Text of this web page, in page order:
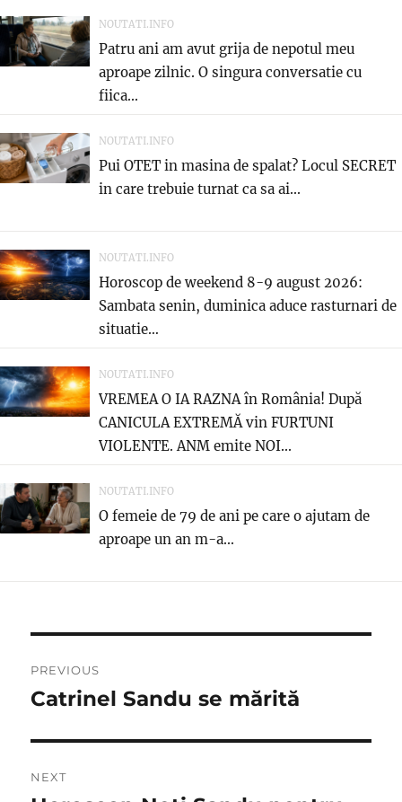
NOUTATI.INFO
Patru ani am avut grija de nepotul meu
aproape zilnic. O singura conversatie cu
fiica...
NOUTATI.INFO
Pui OTET in masina de spalat? Locul SECRET
in care trebuie turnat ca sa ai...
NOUTATI.INFO
Horoscop de weekend 8-9 august 2026:
Sambata senin, duminica aduce rasturnari de
situatie…
NOUTATI.INFO
VREMEA O IA RAZNA în România! După
CANICULA EXTREMĂ vin FURTUNI
VIOLENTE. ANM emite NOI...
NOUTATI.INFO
O femeie de 79 de ani pe care o ajutam de
aproape un an m-a...
în
PREVIOUS
Previous
Catrinel Sandu se mărită
NEXT